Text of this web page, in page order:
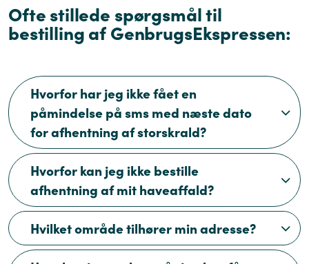
Ofte stillede spørgsmål til
bestilling af GenbrugsEkspressen:
Hvorfor har jeg ikke fået en
påmindelse på sms med næste dato
for afhentning af storskrald?
Hvorfor kan jeg ikke bestille
afhentning af mit haveaffald?
Hvilket område tilhører min adresse?